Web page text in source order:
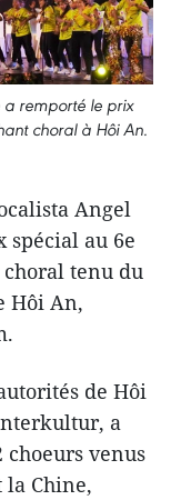
a remporté le prix
choral à Hôi An.
Angel
spécial au 6e
tenu du
Hôi An,
de Hôi
a
choeurs venus
la Chine,